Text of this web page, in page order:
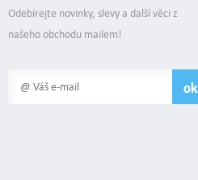
Odebírejte novinky, slevy a další věci z
našeho obchodu mailem!
ok